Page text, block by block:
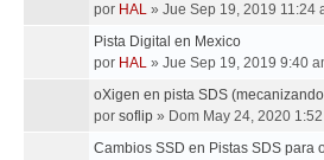
por HAL » Jue Sep 19, 2019 11:24
Pista Digital en Mexico
por HAL » Jue Sep 19, 2019 9:40
oXigen en pista SDS
por soflip » Dom May 24, 2020
Cambios SSD en Pistas SDS para